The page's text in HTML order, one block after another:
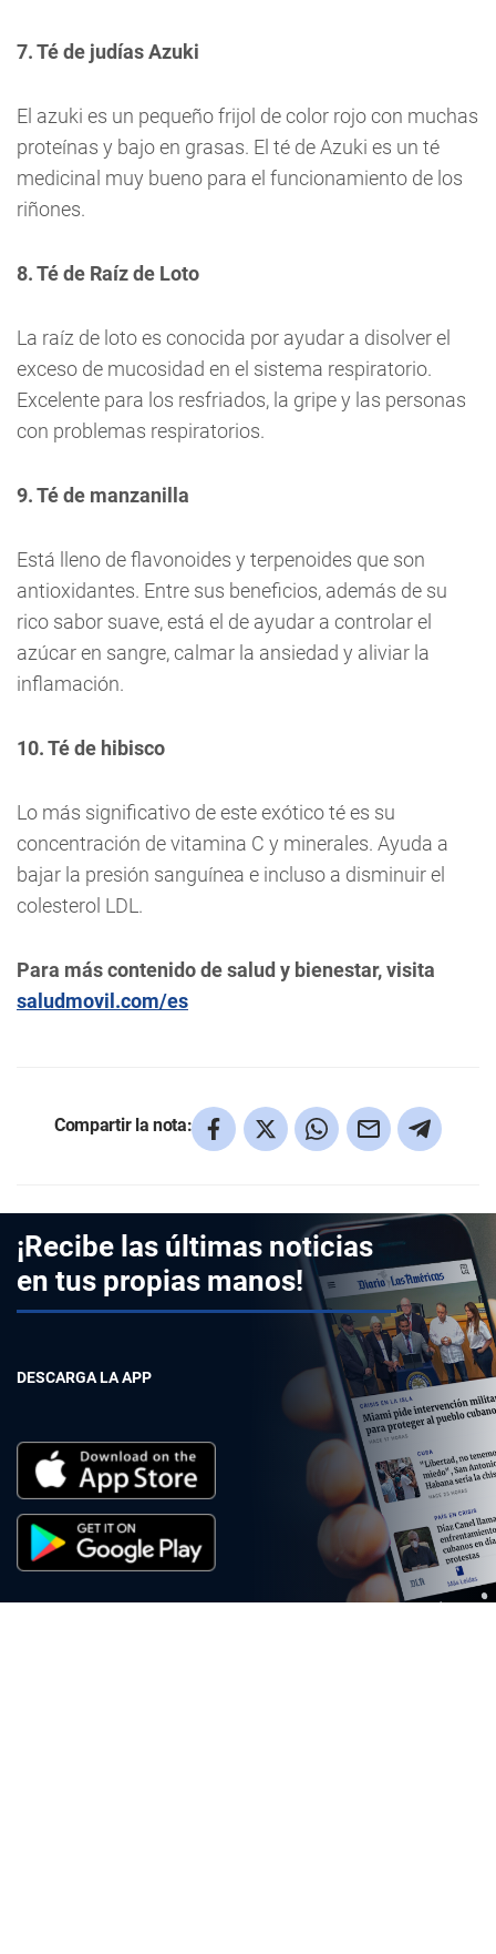
7. Té de judías Azuki
El azuki es un pequeño frijol de color rojo con muchas
proteínas y bajo en grasas. El té de Azuki es un té
medicinal muy bueno para el funcionamiento de los
riñones.
8. Té de Raíz de Loto
La raíz de loto es conocida por ayudar a disolver el
exceso de mucosidad en el sistema respiratorio.
Excelente para los resfriados, la gripe y las personas
con problemas respiratorios.
9. Té de manzanilla
Está lleno de flavonoides y terpenoides que son
antioxidantes. Entre sus beneficios, además de su
rico sabor suave, está el de ayudar a controlar el
azúcar en sangre, calmar la ansiedad y aliviar la
inflamación.
10. Té de hibisco
Lo más significativo de este exótico té es su
concentración de vitamina C y minerales. Ayuda a
bajar la presión sanguínea e incluso a disminuir el
colesterol LDL.
Para más contenido de salud y bienestar, visita
saludmovil.com/es
Compartir la nota:
¡Recibe las últimas noticias
en tus propias manos!
DESCARGA LA APP